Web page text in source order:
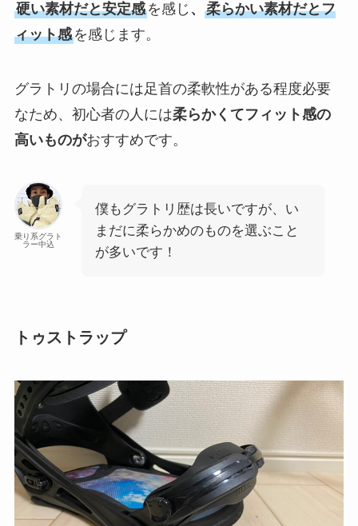
硬い素材だと安定感を感じ 、 柔らかい素材だとフ
ィット感を感じます。
グラトリの場合には足首の柔軟性がある程度必要
なため、初心者の人には柔らかくてフィット感の
高いものがおすすめです。
乗り系グラト
ラー中込
僕もグラトリ歴は長いですが、い
まだに柔らかめのものを選ぶこと
が多いです！
トゥストラップ